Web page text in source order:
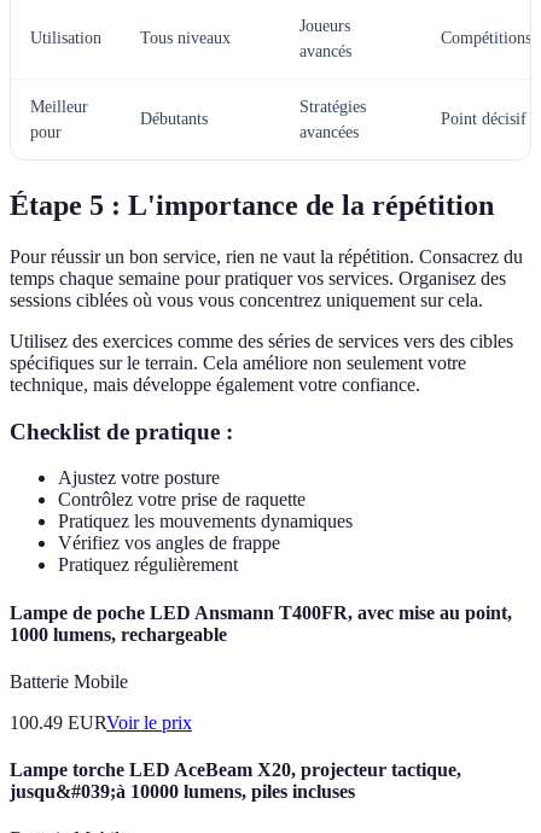
Utilisation Tous niveaux
Joueurs
avancés
Compétitions
Meilleur
pour
Débutants
Stratégies
avancées
Point décisif
Étape 5 : L'importance de la répétition
Pour réussir un bon service, rien ne vaut la répétition. Consacrez du
temps chaque semaine pour pratiquer vos services. Organisez des
sessions ciblées où vous vous concentrez uniquement sur cela.
Utilisez des exercices comme des séries de services vers des cibles
spécifiques sur le terrain. Cela améliore non seulement votre
technique, mais développe également votre confiance.
Checklist de pratique :
Ajustez votre posture
Contrôlez votre prise de raquette
Pratiquez les mouvements dynamiques
Vérifiez vos angles de frappe
Pratiquez régulièrement
Lampe de poche LED Ansmann T400FR, avec mise au point,
1000 lumens, rechargeable
Batterie Mobile
100.49 EURVoir le prix
Lampe torche LED AceBeam X20, projecteur tactique,
jusqu&#039;à 10000 lumens, piles incluses